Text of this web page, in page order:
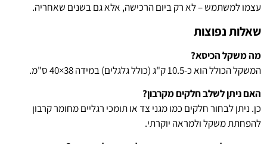
עצמו למשתמש – לא רק ביום הרכישה, אלא גם בשנים שאחריה.
שאלות נפוצות
מה משקל הכיסא?
המשקל הכולל הוא כ-10.5 ק"ג (כולל גלגלים) במידה 38×40 ס"מ.
האם ניתן לשלב חלקים מקרבון?
כן. ניתן לבחור חלקים כמו מגני צד או תומכי רגליים מחומר קרבון
להפחתת משקל ולמראה יוקרתי.